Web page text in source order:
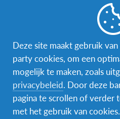
Secundaire
Navigatie
Naar het
Deze site maakt gebruik
party cookies, om een
mogelijk te maken, zoals
privacybeleid. Door deze
pagina te scrollen of verder
met het gebruik van cookies.